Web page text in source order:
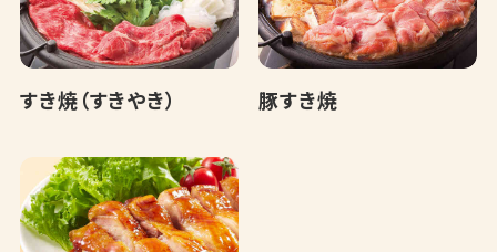
すき焼（すきやき） 豚すき焼